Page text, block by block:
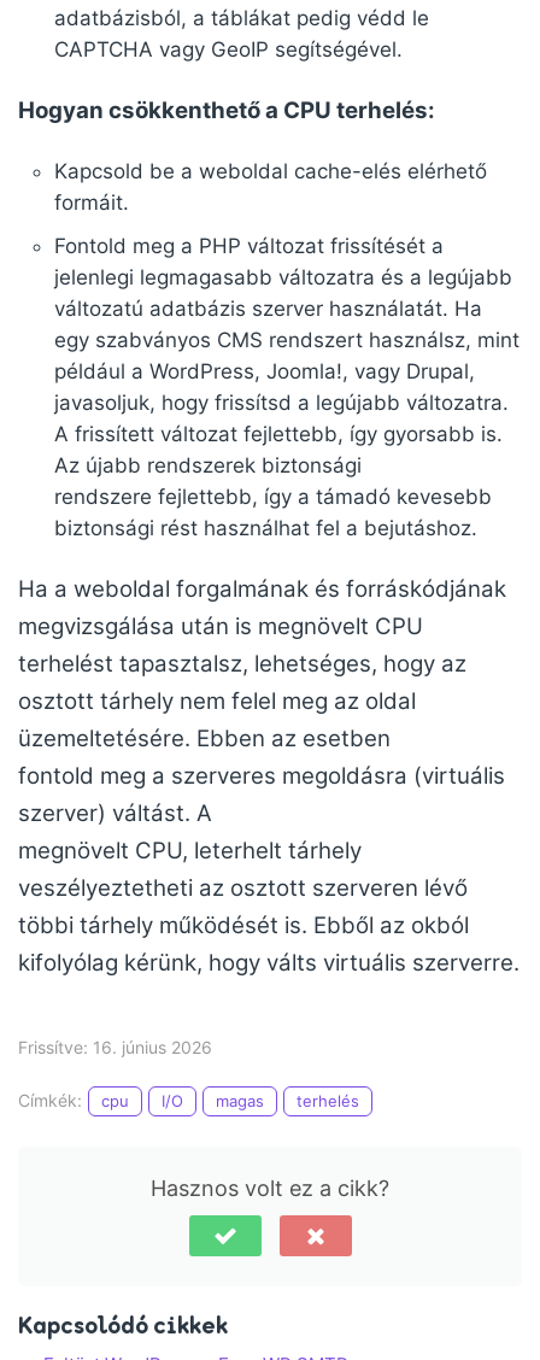
adatbázisból, a táblákat pedig védd le
CAPTCHA vagy GeoIP segítségével.
Hogyan csökkenthető a CPU terhelés:
Kapcsold be a weboldal cache-elés elérhető
formáit.
Fontold meg a PHP változat frissítését a
jelenlegi legmagasabb változatra és a legújabb
változatú adatbázis szerver használatát. Ha
egy szabványos CMS rendszert használsz, mint
például a WordPress, Joomla!, vagy Drupal,
javasoljuk, hogy frissítsd a legújabb változatra.
A frissített változat fejlettebb, így gyorsabb is.
Az újabb rendszerek biztonsági
rendszere fejlettebb, így a támadó kevesebb
biztonsági rést használhat fel a bejutáshoz.
Ha a weboldal forgalmának és forráskódjának
megvizsgálása után is megnövelt CPU
terhelést tapasztalsz, lehetséges, hogy az
osztott tárhely nem felel meg az oldal
üzemeltetésére. Ebben az esetben
fontold meg a szerveres megoldásra (virtuális
szerver) váltást. A
megnövelt CPU, leterhelt tárhely
veszélyeztetheti az osztott szerveren lévő
többi tárhely működését is. Ebből az okból
kifolyólag kérünk, hogy válts virtuális szerverre.
Frissítve: 16. június 2026
Címkék: cpu I/O magas terhelés
Hasznos volt ez a cikk?
Kapcsolódó cikkek